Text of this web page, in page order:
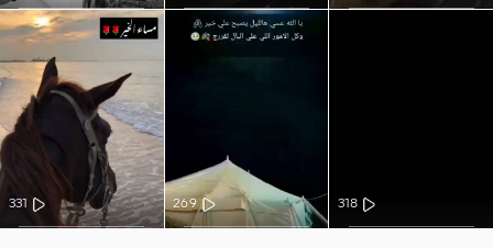
318
269
331